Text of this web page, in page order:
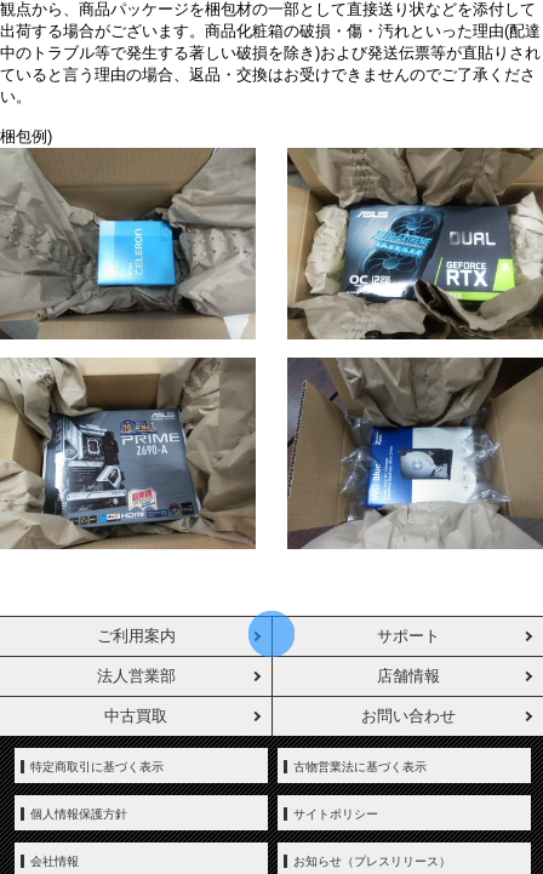
観点から、商品パッケージを梱包材の一部として直接送り状などを添付して
出荷する場合がございます。商品化粧箱の破損・傷・汚れといった理由(配達
中のトラブル等で発生する著しい破損を除き)および発送伝票等が直貼りされ
ていると言う理由の場合、返品・交換はお受けできませんのでご了承くださ
い。
梱包例)
ご利用案内 サポート
法人営業部 店舗情報
中古買取 お問い合わせ
特定商取引に基づく表示 古物営業法に基づく表示
個人情報保護方針 サイトポリシー
会社情報 お知らせ（プレスリリース）